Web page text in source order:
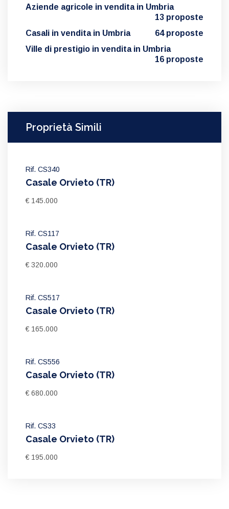
Aziende agricole in vendita in Umbria
13 proposte
Casali in vendita in Umbria
64 proposte
Ville di prestigio in vendita in Umbria
16 proposte
Proprietà Simili
Rif. CS340
Casale Orvieto (TR)
€ 145.000
Rif. CS117
Casale Orvieto (TR)
€ 320.000
Rif. CS517
Casale Orvieto (TR)
€ 165.000
Rif. CS556
Casale Orvieto (TR)
€ 680.000
Rif. CS33
Casale Orvieto (TR)
€ 195.000